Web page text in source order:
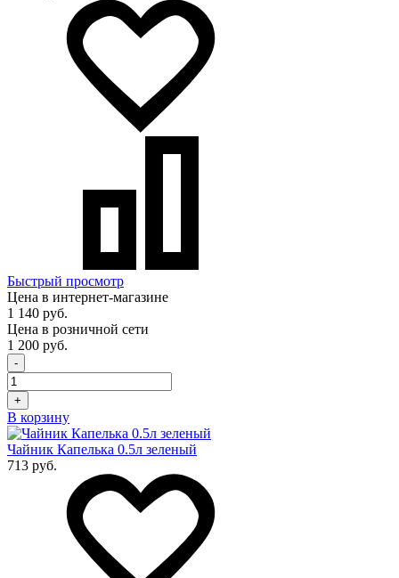
Быстрый просмотр
Цена в интернет-магазине
1 140 руб.
Цена в розничной сети
1 200 руб.
-
+
В корзину
Чайник Капелька 0.5л зеленый
713 руб.